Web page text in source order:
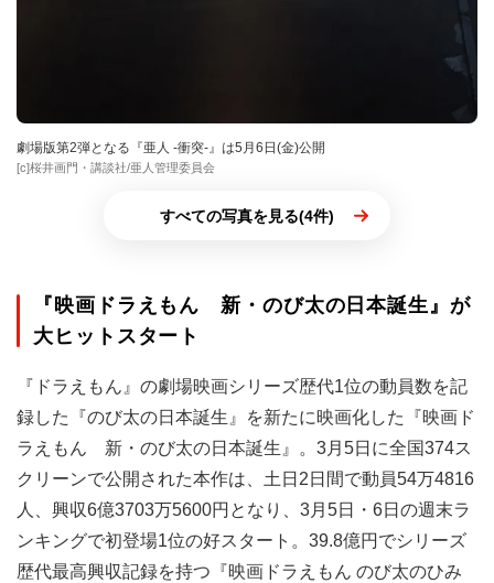
劇場版第2弾となる『亜人 -衝突-』は5月6日(金)公開
[c]桜井画門・講談社/亜人管理委員会
すべての写真を見る(4件)
『映画ドラえもん 新・のび太の日本誕生』が
大ヒットスタート
『ドラえもん』の劇場映画シリーズ歴代1位の動員数を記
録した『のび太の日本誕生』を新たに映画化した『映画ド
ラえもん 新・のび太の日本誕生』。3月5日に全国374ス
クリーンで公開された本作は、土日2日間で動員54万4816
人、興収6億3703万5600円となり、3月5日・6日の週末ラ
ンキングで初登場1位の好スタート。39.8億円でシリーズ
歴代最高興収記録を持つ『映画ドラえもん のび太のひみ